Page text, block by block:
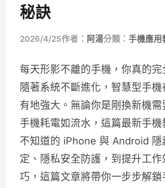
秘訣
2026/4/25作者： 阿湯分類： 手機應用
每天形影不離的手機，你真的完
隨著系統不斷進化，智慧型手
有地強大。無論你是剛換新機
手機耗電如流水，這篇最新手
不知道的 iPhone 與 Android 隱
定、隱私安全防護，到提升工
巧，這篇文章將帶你一步步解